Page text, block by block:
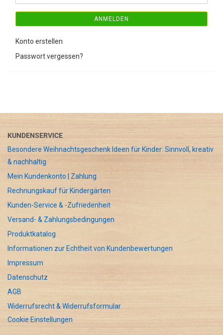
ANMELDEN
Konto erstellen
Passwort vergessen?
KUNDENSERVICE
Besondere Weihnachtsgeschenk Ideen für Kinder: Sinnvoll, kreativ
& nachhaltig
Mein Kundenkonto | Zahlung
Rechnungskauf für Kindergärten
Kunden-Service & -Zufriedenheit
Versand- & Zahlungsbedingungen
Produktkatalog
Informationen zur Echtheit von Kundenbewertungen
Impressum
Datenschutz
AGB
Widerrufsrecht & Widerrufsformular
Cookie Einstellungen